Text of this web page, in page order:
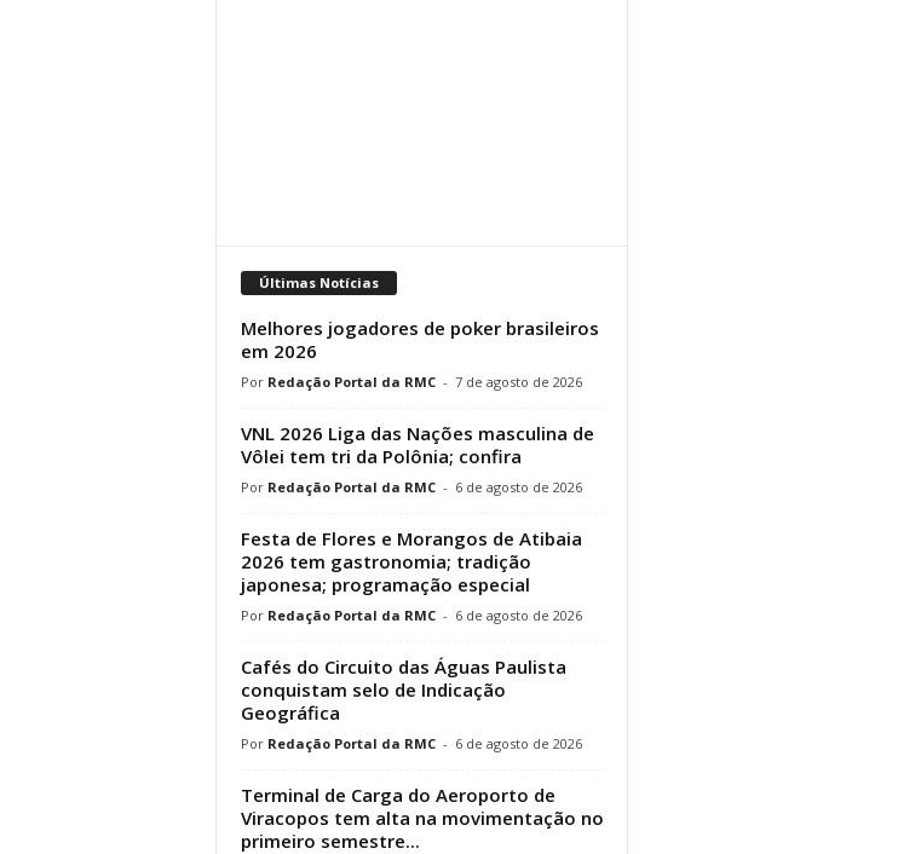
Últimas Notícias
Melhores jogadores de poker brasileiros
em 2026
Redação Portal da RMC - 7 de agosto de 2026
VNL 2026 Liga das Nações masculina de
Vôlei tem tri da Polônia; confira
Redação Portal da RMC - 6 de agosto de 2026
Festa de Flores e Morangos de Atibaia
2026 tem gastronomia; tradição
japonesa; programação especial
Redação Portal da RMC - 6 de agosto de 2026
Cafés do Circuito das Águas Paulista
conquistam selo de Indicação
Geográfica
Redação Portal da RMC - 6 de agosto de 2026
Terminal de Carga do Aeroporto de
Viracopos tem alta na movimentação no
primeiro semestre...